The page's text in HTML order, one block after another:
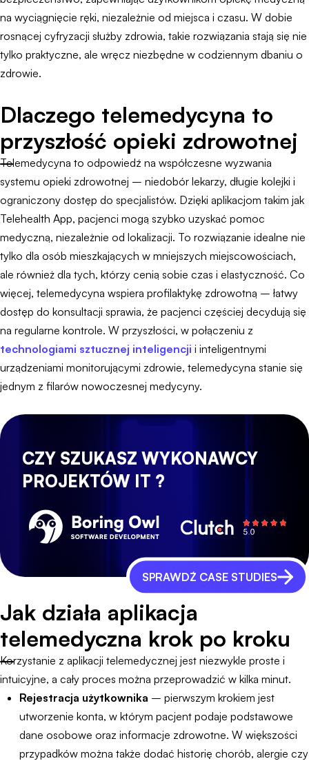
na wyciągnięcie ręki, niezależnie od miejsca i czasu. W dobie
rosnącej cyfryzacji służby zdrowia, takie rozwiązania stają się nie
tylko praktyczne, ale wręcz niezbędne w codziennym dbaniu o
zdrowie.
Dlaczego telemedycyna to
przyszłość opieki zdrowotnej
Telemedycyna to odpowiedź na współczesne wyzwania
systemu opieki zdrowotnej – niedobór lekarzy, długie kolejki i
ograniczony dostęp do specjalistów. Dzięki aplikacjom takim jak
Telehealth App, pacjenci mogą szybko uzyskać pomoc
medyczną, niezależnie od lokalizacji. To rozwiązanie idealne nie
tylko dla osób mieszkających w mniejszych miejscowościach,
ale również dla tych, którzy cenią sobie czas i elastyczność. Co
więcej, telemedycyna wspiera profilaktykę zdrowotną – łatwy
dostęp do konsultacji sprawia, że pacjenci częściej decydują się
na regularne kontrole. W przyszłości, w połączeniu z
technologiami sztucznej inteligencji i inteligentnymi
urządzeniami monitorującymi zdrowie, telemedycyna stanie się
jednym z filarów nowoczesnej medycyny.
CZY SZUKASZ WYKONAWCY
PROJEKTÓW IT ?
SPRAWDŹ CASE STUDIES
Jak działa aplikacja
telemedyczna krok po kroku
Korzystanie z aplikacji telemedycznej jest niezwykle proste i
intuicyjne, a cały proces można przeprowadzić w kilka minut.
Rejestracja użytkownika – pierwszym krokiem jest
utworzenie konta, w którym pacjent podaje podstawowe
dane osobowe oraz informacje zdrowotne. W większości
przypadków można także dodać historię chorób, alergie czy